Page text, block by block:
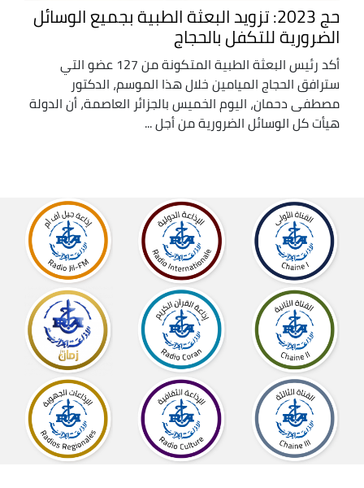
حج 2023: تزويد البعثة الطبية بجميع الوسائل
الضرورية للتكفل بالحجاج
أكد رئيس البعثة الطبية المتكونة من 127 عضو التي
سترافق الحجاج الميامين خلال هذا الموسم، الدكتور
مصطفى دحمان، اليوم الخميس بالجزائر العاصمة، أن الدولة
هيأت كل الوسائل الضرورية من أجل ...